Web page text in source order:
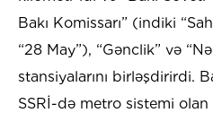
Bakı Komissarı” (indiki
“28 May”), “Gənclik” və
stansiyalarını birləşdirirdi.
SSRİ-də metro sistemi